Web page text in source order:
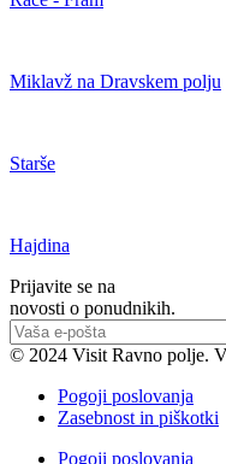
Miklavž na Dravskem polju
Starše
Hajdina
Prijavite se na
novosti o ponudnikih.
© 2024 Visit Ravno polje.
Pogoji poslovanja
Zasebnost in piškotki
Pogoji poslovanja